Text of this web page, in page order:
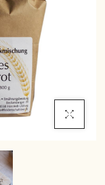
Click To